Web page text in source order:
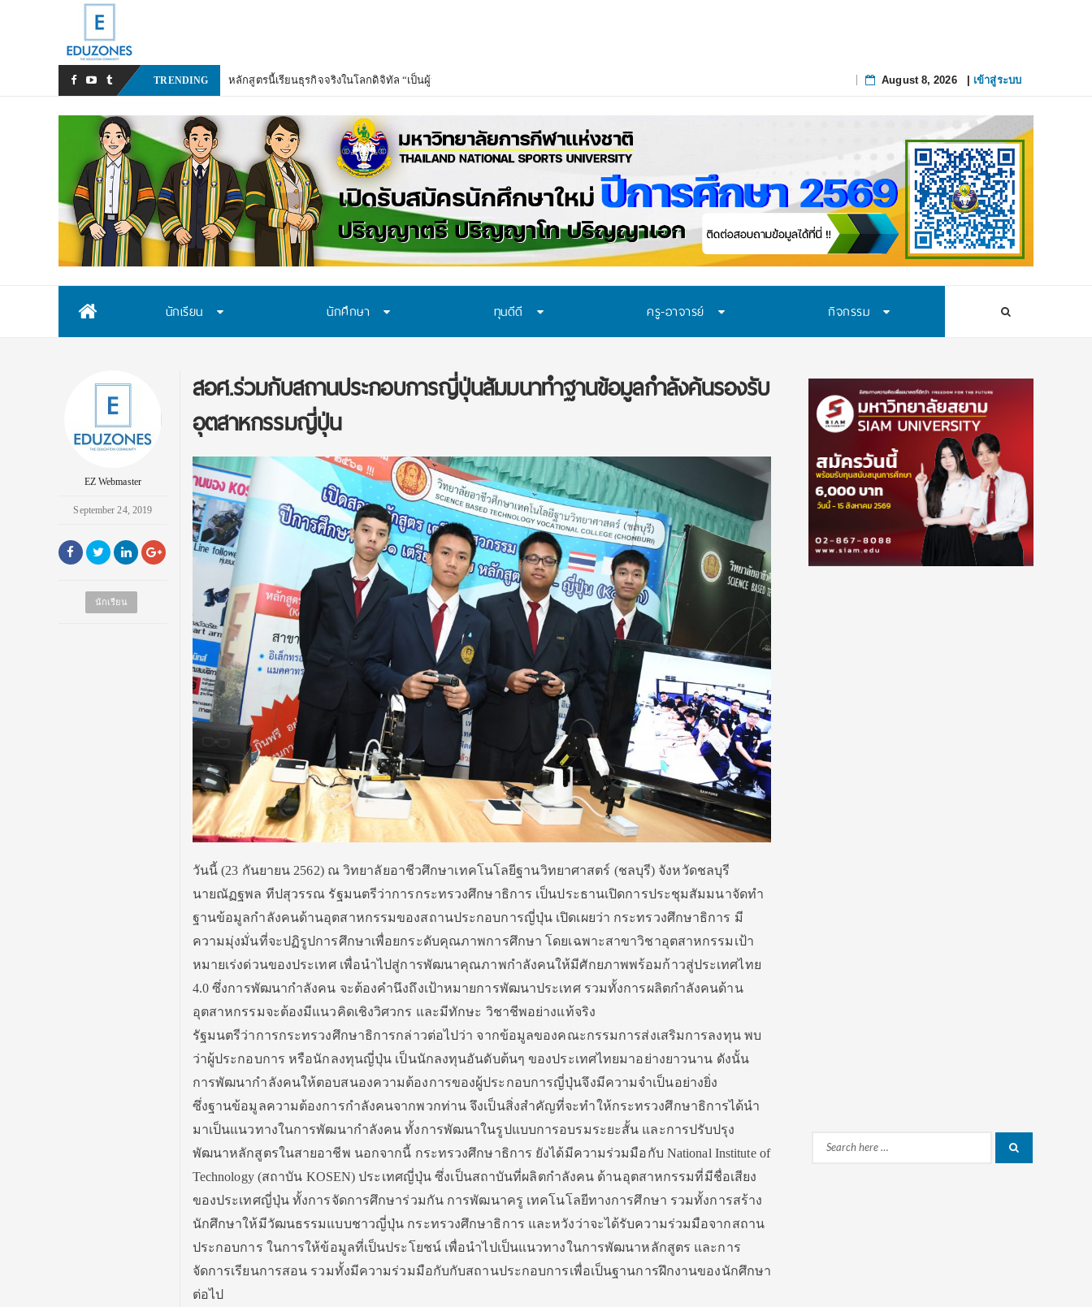
TRENDING
_
August 8, 2026| เข้าสู่ระบบ
นักเรียน นักศึกษา ทุนดีดี ครู-อาจารย์ กิจกรรม
EZ Webmaster
September 24, 2019
นักเรียน
สอศ.ร่วมกับสถานประกอบการญี่ปุ่นสัมมนาทำฐานข้อมูลกำลังค้นรองรับ
อุตสาหกรรมญี่ปุ่น
วันนี้ (23 กันยายน 2562) ณ วิทยาลัยอาชีวศึกษาเทคโนโลยีฐานวิทยาศาสตร์ (ชลบุรี) จังหวัดชลบุรี
นายณัฏฐพล ทีปสุวรรณ รัฐมนตรีว่าการกระทรวงศึกษาธิการ เป็นประธานเปิดการประชุมสัมมนาจัดทำ
ฐานข้อมูลกำลังคนด้านอุตสาหกรรมของสถานประกอบการญี่ปุ่น เปิดเผยว่า กระทรวงศึกษาธิการ มี
ความมุ่งมั่นที่จะปฏิรูปการศึกษาเพื่อยกระดับคุณภาพการศึกษา โดยเฉพาะสาขาวิชาอุตสาหกรรมเป้า
หมายเร่งด่วนของประเทศ เพื่อนำไปสู่การพัฒนาคุณภาพกำลังคนให้มีศักยภาพพร้อมก้าวสู่ประเทศไทย
4.0 ซึ่งการพัฒนากำลังคน จะต้องคำนึงถึงเป้าหมายการพัฒนาประเทศ รวมทั้งการผลิตกำลังคนด้าน
อุตสาหกรรมจะต้องมีแนวคิดเชิงวิศวกร และมีทักษะ วิชาชีพอย่างแท้จริง
รัฐมนตรีว่าการกระทรวงศึกษาธิการกล่าวต่อไปว่า จากข้อมูลของคณะกรรมการส่งเสริมการลงทุน พบ
ว่าผู้ประกอบการ หรือนักลงทุนญี่ปุ่น เป็นนักลงทุนอันดับต้นๆ ของประเทศไทยมาอย่างยาวนาน ดังนั้น
การพัฒนากำลังคนให้ตอบสนองความต้องการของผู้ประกอบการญี่ปุ่นจึงมีความจำเป็นอย่างยิ่ง
ซึ่งฐานข้อมูลความต้องการกำลังคนจากพวกท่าน จึงเป็นสิ่งสำคัญที่จะทำให้กระทรวงศึกษาธิการได้นำ
มาเป็นแนวทางในการพัฒนากำลังคน ทั้งการพัฒนาในรูปแบบการอบรมระยะสั้น และการปรับปรุง
พัฒนาหลักสูตรในสายอาชีพ นอกจากนี้ กระทรวงศึกษาธิการ ยังได้มีความร่วมมือกับ National Institute of
Technology (สถาบัน KOSEN) ประเทศญี่ปุ่น ซึ่งเป็นสถาบันที่ผลิตกำลังคน ด้านอุตสาหกรรมที่มีชื่อเสียง
ของประเทศญี่ปุ่น ทั้งการจัดการศึกษาร่วมกัน การพัฒนาครู เทคโนโลยีทางการศึกษา รวมทั้งการสร้าง
นักศึกษาให้มีวัฒนธรรมแบบชาวญี่ปุ่น กระทรวงศึกษาธิการ และหวังว่าจะได้รับความร่วมมือจากสถาน
ประกอบการ ในการให้ข้อมูลที่เป็นประโยชน์ เพื่อนำไปเป็นแนวทางในการพัฒนาหลักสูตร และการ
จัดการเรียนการสอน รวมทั้งมีความร่วมมือกับกับสถานประกอบการเพื่อเป็นฐานการฝึกงานของนักศึกษา
ต่อไป
Search